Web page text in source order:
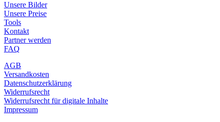
Unsere Bilder
Unsere Preise
Tools
Kontakt
Partner werden
FAQ
AGB
Versandkosten
Datenschutzerklärung
Widerrufsrecht
Widerrufsrecht für digitale Inhalte
Impressum